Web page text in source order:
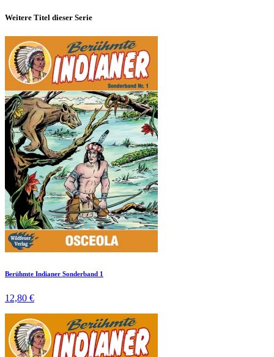
Weitere Titel dieser Serie
Berühmte Indianer Sonderband 1
12,80 €